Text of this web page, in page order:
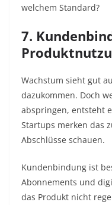
welchem Standard?
7.
Wachstum sieht gut
dazukommen. Doch
abspringen, entsteht
Startups merken das
Abschlüsse schauen.
Kundenbindung ist
Abonnements und
das Produkt nicht